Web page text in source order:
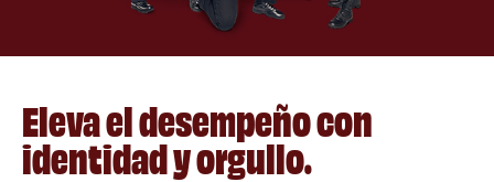
Eleva el desempeño con
identidad y orgullo.